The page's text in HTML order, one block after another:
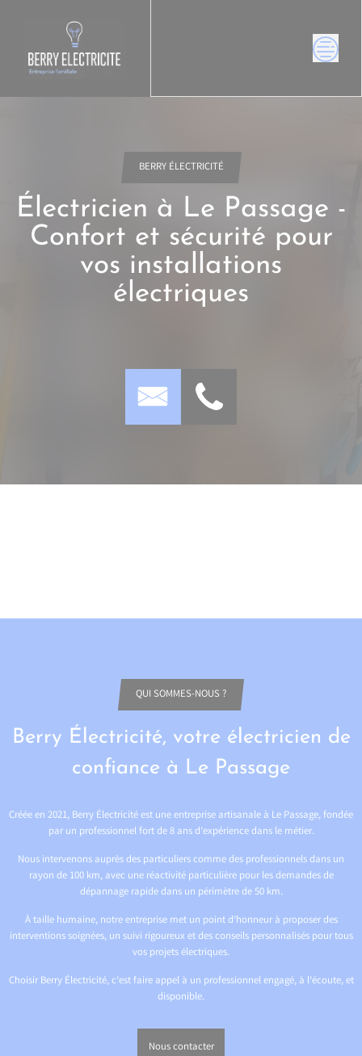
BERRY ÉLECTRICITÉ
Électricien à Le Passage -
Confort et sécurité pour
vos installations
électriques
QUI SOMMES-NOUS ?
Berry Électricité, votre électricien de
confiance à Le Passage
Créée en 2021, Berry Électricité est une entreprise artisanale à Le Passage, fondée
par un professionnel fort de 8 ans d’expérience dans le métier.
Nous intervenons auprès des particuliers comme des professionnels dans un
rayon de 100 km, avec une réactivité particulière pour les demandes de
dépannage rapide dans un périmètre de 50 km.
À taille humaine, notre entreprise met un point d’honneur à proposer des
interventions soignées, un suivi rigoureux et des conseils personnalisés pour tous
vos projets électriques.
Choisir Berry Électricité, c’est faire appel à un professionnel engagé, à l’écoute, et
disponible.
Nous contacter